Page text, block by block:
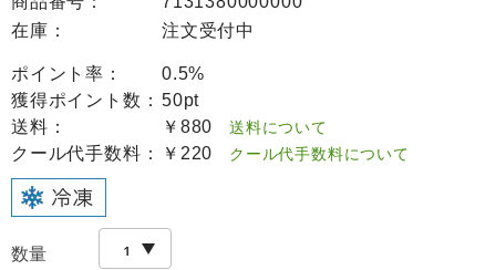
在庫：
注文受付中
ポイント率：
0.5%
獲得ポイント数： 50pt
送料：
￥880 送料について
クール代手数料： ￥220 クール代手数料について
数量